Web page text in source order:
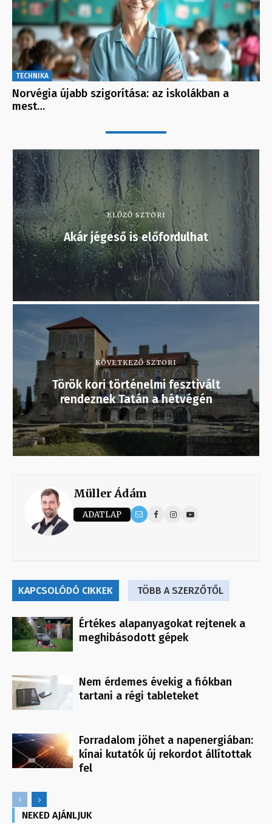
TECHNIKA
Norvégia újabb szigorítása: az iskolákban a
mest…
ELŐZŐ SZTORI
Akár jégeső is előfordulhat
KÖVETKEZŐ SZTORI
Török kori történelmi fesztivált
rendeznek Tatán a hétvégén
Müller Ádám
ADATLAP
KAPCSOLÓDÓ CIKKEK TÖBB A SZERZŐTŐL
Értékes alapanyagokat rejtenek a
meghibásodott gépek
Nem érdemes évekig a fiókban
tartani a régi tableteket
Forradalom jöhet a napenergiában:
kínai kutatók új rekordot állítottak
fel
NEKED AJÁNLJUK